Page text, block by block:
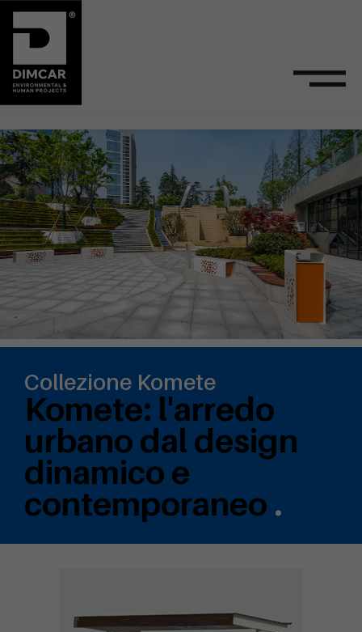
Collezione Komete
Komete: l'arredo
urbano dal design
dinamico e
contemporaneo .